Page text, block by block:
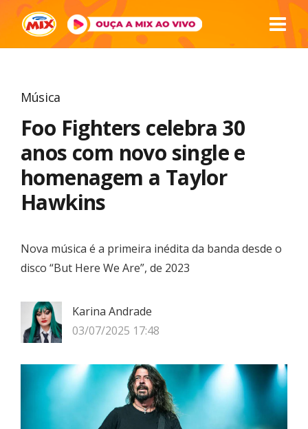
Música
Foo Fighters celebra 30
anos com novo single e
homenagem a Taylor
Hawkins
Nova música é a primeira inédita da banda desde o
disco “But Here We Are”, de 2023
Karina Andrade
03/07/2025 17:48